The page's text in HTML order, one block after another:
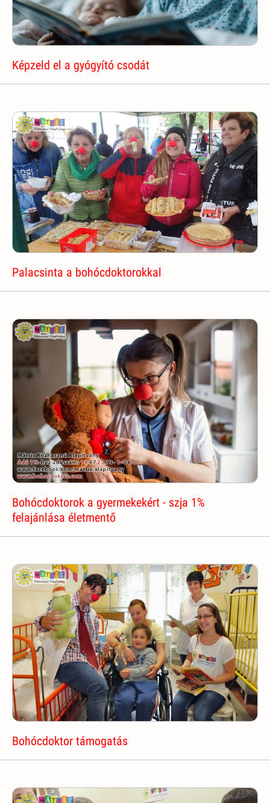
Képzeld el a gyógyító csodát
Palacsinta a bohócdoktorokkal
Bohócdoktorok a gyermekekért - szja 1%
felajánlása életmentő
Bohócdoktor támogatás